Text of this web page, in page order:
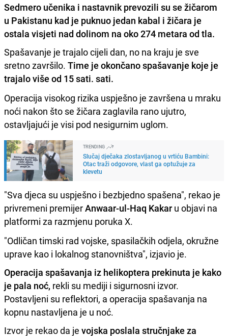
Sedmero učenika i nastavnik prevozili su se žičarom
u Pakistanu kad je puknuo jedan kabal i žičara je
ostala visjeti nad dolinom na oko 274 metara od tla.
Spašavanje je trajalo cijeli dan, no na kraju je sve
sretno završilo. Time je okončano spašavanje koje je
trajalo više od 15 sati. sati.
Operacija visokog rizika uspješno je završena u mraku
noći nakon što se žičara zaglavila rano ujutro,
ostavljajući je visi pod nesigurnim uglom.
TRENDING
Slučaj dječaka zlostavljanog u vrtiću Bambini:
Otac traži odgovore, vlast ga optužuje za
klevetu
"Sva djeca su uspješno i bezbjedno spašena", rekao je
privremeni premijerAnwaar-ul-Haq Kakar u objavi na
platformi za razmjenu poruka X.
"Odličan timski rad vojske, spasilačkih odjela, okružne
uprave kao i lokalnog stanovništva", izjavio je.
Operacija spašavanja iz helikoptera prekinuta je kako
je pala noć, rekli su mediji i sigurnosni izvor.
Postavljeni su reflektori, a operacija spašavanja na
kopnu nastavljena je u noć.
Izvor je rekao da je vojska poslala stručnjake za